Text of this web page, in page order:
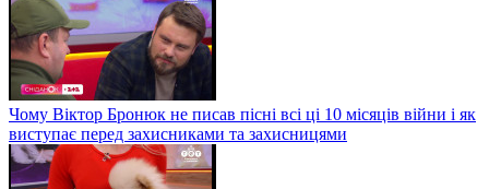
Чому Віктор Бронюк не писав пісні всі ці 10 місяців війни і як
виступає перед захисниками та захисницями